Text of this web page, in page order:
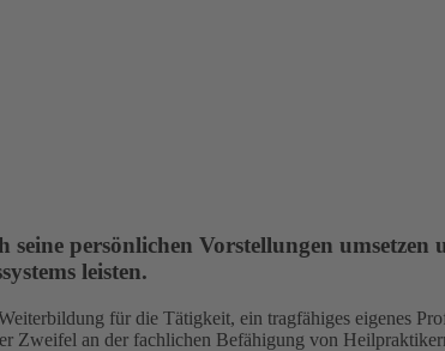
persönlichen Vorstellungen
leisten.
für die Tätigkeit, ein tragfähiges eigenes
an der fachlichen Befähigung von